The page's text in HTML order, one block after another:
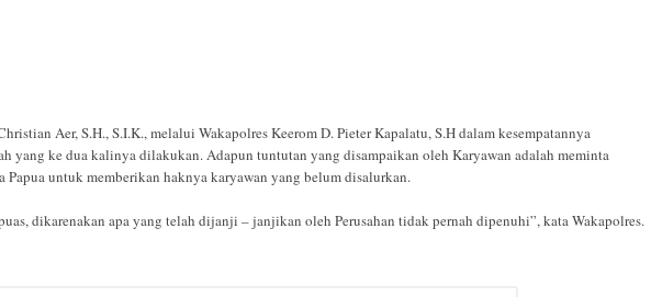
Aer, S.H., S.I.K., melalui Wakapolres Keerom D. Pieter Kapalatu, S.H dalam kesempatannya
yang ke dua kalinya dilakukan. Adapun tuntutan yang disampaikan oleh Karyawan adalah meminta
Papua untuk memberikan haknya karyawan yang belum disalurkan.
dikarenakan apa yang telah dijanji – janjikan oleh Perusahan tidak pernah dipenuhi”, kata Wakapolres.